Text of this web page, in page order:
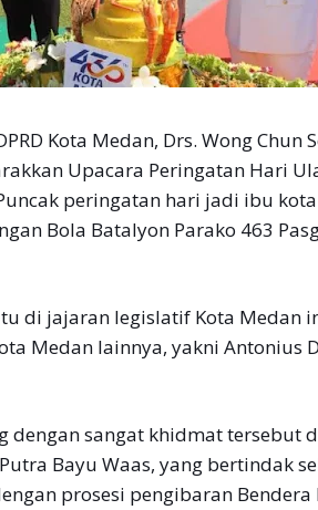
Kota Medan, Drs. Wong Chun
Upacara Peringatan Hari
peringatan hari jadi ibu
Bola Batalyon Parako 463
di jajaran legislatif Kota
Medan lainnya, yakni Antonius
dengan sangat khidmat tersebut
Bayu Waas, yang bertindak
prosesi pengibaran